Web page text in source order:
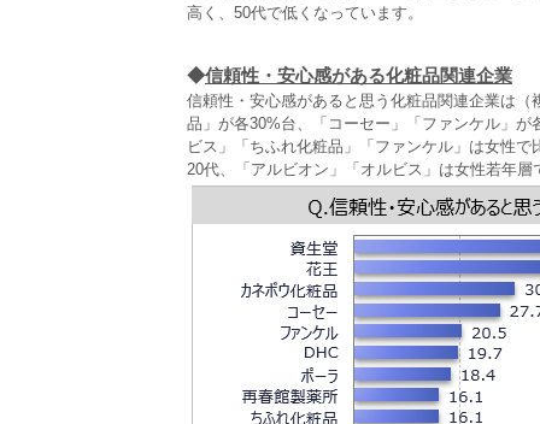
高く、50代で低くなっています。
◆信頼性・安心感がある化粧品関連企業
信頼性・安心感があると思う化粧品関連企業は
品」が各30%台、「コーセー」「ファンケル」
ビス」「ちふれ化粧品」「ファンケル」は女性
20代、「アルビオン」「オルビス」は女性若年層